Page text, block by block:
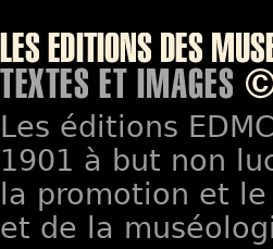
Les éditions
1901 à but non
la promotion et
et de la